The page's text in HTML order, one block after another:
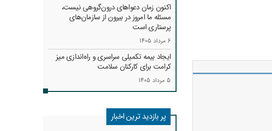
اکنون زمان دعواهای درون‌گروهی نیست،
مسئله ما امروز در بیرون از سازمان‌های
پرستاری است
6 مرداد 1405
ایجاد بیمه تکمیلی سراسری و راه‌اندازی میز
کرامت برای کارکنان سلامت
5 مرداد 1405
پر بازدید ترین اخبار